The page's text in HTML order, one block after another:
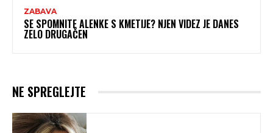
ZABAVA
SE SPOMNITE ALENKE S KMETIJE? NJEN VIDEZ JE DANES
ZELO DRUGAČEN
NE SPREGLEJTE